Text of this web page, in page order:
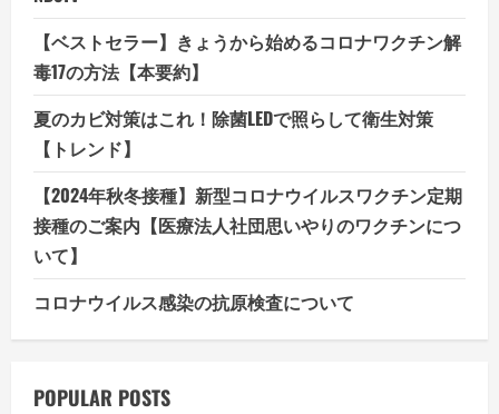
【ベストセラー】きょうから始めるコロナワクチン解
毒17の方法【本要約】
夏のカビ対策はこれ！除菌LEDで照らして衛生対策
【トレンド】
【2024年秋冬接種】新型コロナウイルスワクチン定期
接種のご案内【医療法人社団思いやりのワクチンにつ
いて】
コロナウイルス感染の抗原検査について
POPULAR POSTS